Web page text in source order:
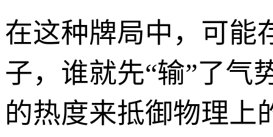
在这种牌局中，可能
子，谁就先“输”了气
的热度来抵御物理上